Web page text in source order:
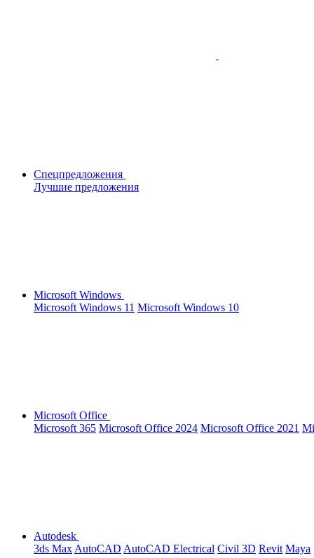
Спецпредложения
Лучшие предложения
Microsoft Windows
Microsoft Windows 11 Microsoft Windows 10
Microsoft Office
Microsoft 365 Microsoft Office 2024 Microsoft Office 2021
Autodesk
3ds Max AutoCAD AutoCAD Electrical Civil 3D Revit Maya